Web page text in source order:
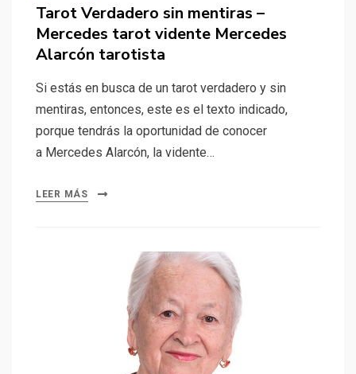
Tarot Verdadero sin mentiras –
Mercedes tarot vidente Mercedes
Alarcón tarotista
Si estás en busca de un tarot verdadero y sin
mentiras, entonces, este es el texto indicado,
porque tendrás la oportunidad de conocer
a Mercedes Alarcón, la vidente…
LEER MÁS